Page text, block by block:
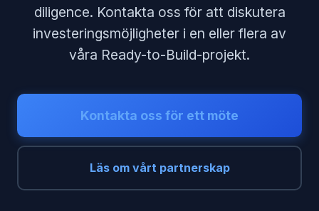
diligence. Kontakta oss för att diskutera
investeringsmöjligheter i en eller flera av
våra Ready-to-Build-projekt.
Kontakta oss för ett möte
Läs om vårt partnerskap